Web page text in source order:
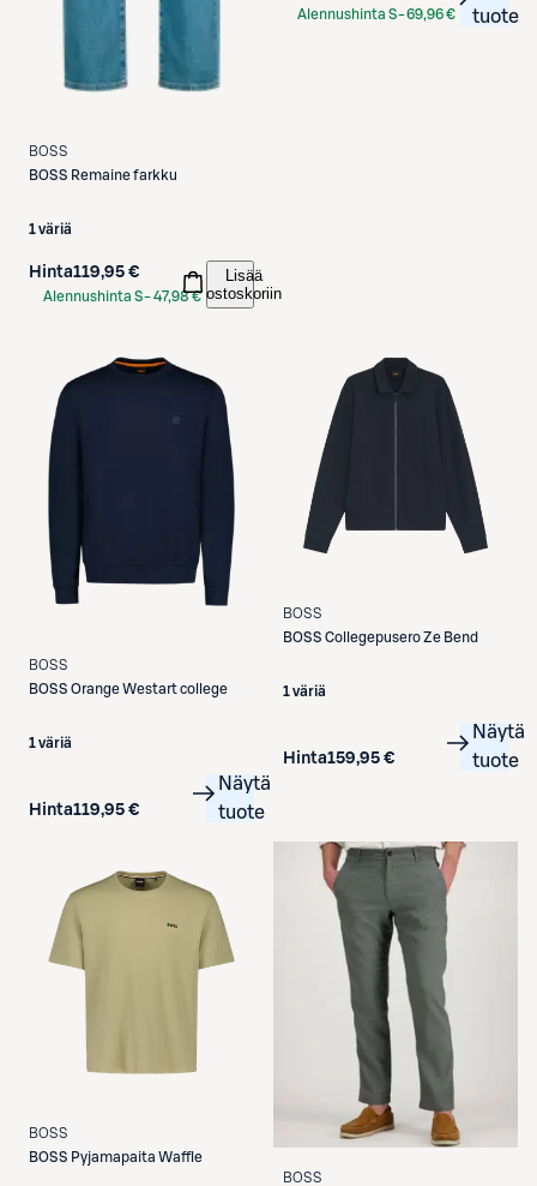
BOSS
BOSS Remaine farkku
1 väriä
Hinta119,95 €
Alennushinta S-47,98 €
Lisää
ostoskoriin
Alennushinta S-69,96 €
tuote
BOSS
BOSS Orange Westart college
1 väriä
Hinta119,95 €
Näytä
tuote
BOSS
BOSS Collegepusero Ze Bend
1 väriä
Hinta159,95 €
Näytä
tuote
BOSS
BOSS Pyjamapaita Waffle
BOSS